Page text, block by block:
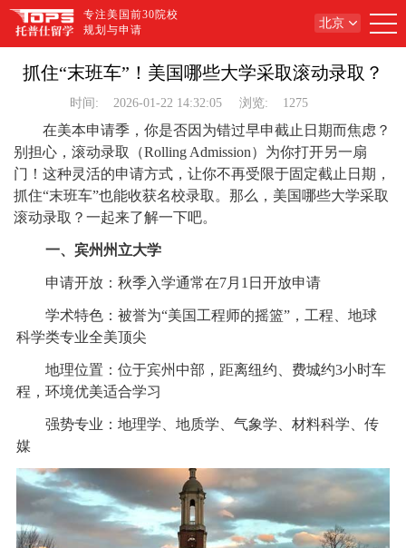
专注美国前30院校
规划与申请
北京
抓住“末班车”！美国哪些大学采取滚动录取？
时间: 2026-01-22 14:32:05 浏览: 1275
在美本申请季，你是否因为错过早申截止日期而焦虑？
别担心，滚动录取（Rolling Admission）为你打开另一扇
门！这种灵活的申请方式，让你不再受限于固定截止日期，
抓住“末班车”也能收获名校录取。那么，美国哪些大学采取
滚动录取？一起来了解一下吧。
一、宾州州立大学
申请开放：秋季入学通常在7月1日开放申请
学术特色：被誉为“美国工程师的摇篮”，工程、地球
科学类专业全美顶尖
地理位置：位于宾州中部，距离纽约、费城约3小时车
程，环境优美适合学习
强势专业：地理学、地质学、气象学、材料科学、传
媒